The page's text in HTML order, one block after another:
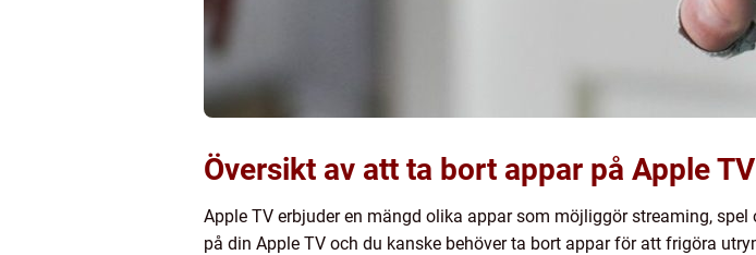
Översikt av att ta bort appar på Apple TV
Apple TV erbjuder en mängd olika appar som möjliggör streaming,
på din Apple TV och du kanske behöver ta bort appar för att frigöra